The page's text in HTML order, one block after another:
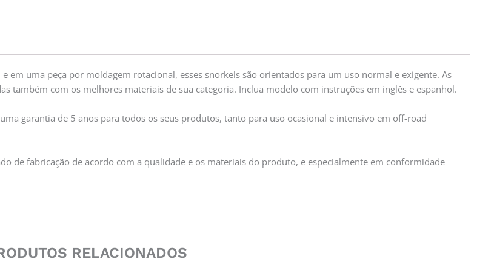
em uma peça por moldagem rotacional, esses snorkels são orientados para um uso normal e exigente. As
também com os melhores materiais de sua categoria. Inclua modelo com instruções em inglês e espanhol.
garantia de 5 anos para todos os seus produtos, tanto para uso ocasional e intensivo em off-road
de fabricação de acordo com a qualidade e os materiais do produto, e especialmente em conformidade
RELACIONADOS